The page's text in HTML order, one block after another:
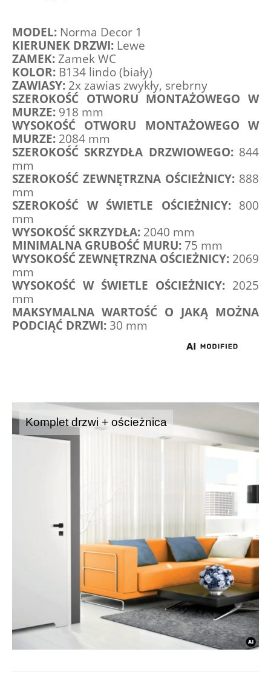
MODEL: Norma Decor 1
KIERUNEK DRZWI: Lewe
ZAMEK: Zamek WC
KOLOR: B134 lindo (biały)
ZAWIASY: 2x zawias zwykły, srebrny
SZEROKOŚĆ OTWORU MONTAŻOWEGO W
MURZE: 918 mm
WYSOKOŚĆ OTWORU MONTAŻOWEGO W
MURZE: 2084 mm
SZEROKOŚĆ SKRZYDŁA DRZWIOWEGO: 844
mm
SZEROKOŚĆ ZEWNĘTRZNA OŚCIEŻNICY: 888
mm
SZEROKOŚĆ W ŚWIETLE OŚCIEŻNICY: 800
mm
WYSOKOŚĆ SKRZYDŁA: 2040 mm
MINIMALNA GRUBOŚĆ MURU: 75 mm
WYSOKOŚĆ ZEWNĘTRZNA OŚCIEŻNICY: 2069
mm
WYSOKOŚĆ W ŚWIETLE OŚCIEŻNICY: 2025
mm
MAKSYMALNA WARTOŚĆ O JAKĄ MOŻNA
PODCIĄĆ DRZWI: 30 mm
Komplet drzwi + ościeżnica